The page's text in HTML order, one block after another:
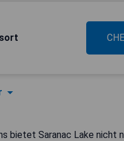
bietet Saranac Lake nicht